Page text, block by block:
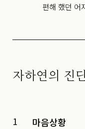
편해 했던 어
자하연의 진
1 마음상황